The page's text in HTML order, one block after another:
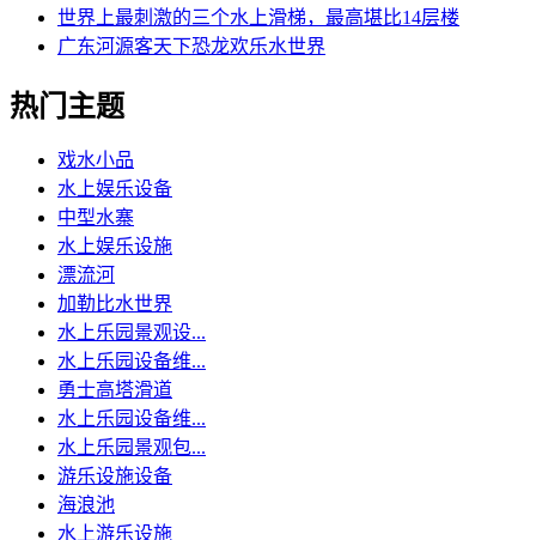
世界上最刺激的三个水上滑梯，最高堪比14层楼
广东河源客天下恐龙欢乐水世界
热门主题
戏水小品
水上娱乐设备
中型水寨
水上娱乐设施
漂流河
加勒比水世界
水上乐园景观设...
水上乐园设备维...
勇士高塔滑道
水上乐园设备维...
水上乐园景观包...
游乐设施设备
海浪池
水上游乐设施